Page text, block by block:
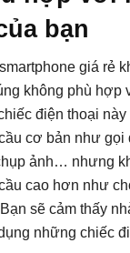
bạn
giá rẻ
không phù hợp
điện thoại
cơ bản như gọi
ảnh… nhưng
cao hơn như
sẽ cảm thấy
những chiếc